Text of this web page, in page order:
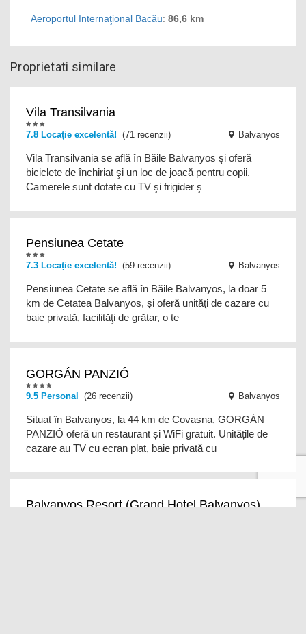
Aeroportul Internaţional Bacău: 86,6 km
Proprietati similare
transfer de la și/sau la aeroport
Vila Transilvania
7.8 Locație excelentă! (71 recenzii) Balvanyos
Vila Transilvania se află în Băile Balvanyos şi oferă
biciclete de închiriat şi un loc de joacă pentru copii.
Camerele sunt dotate cu TV şi frigider ş
Pensiunea Cetate
7.3 Locație excelentă! (59 recenzii) Balvanyos
Pensiunea Cetate se află în Băile Balvanyos, la doar 5
km de Cetatea Balvanyos, şi oferă unităţi de cazare cu
baie privată, facilităţi de grătar, o te
GORGÁN PANZIÓ
9.5 Personal (26 recenzii) Balvanyos
Situat în Balvanyos, la 44 km de Covasna, GORGÁN
PANZIÓ oferă un restaurant și WiFi gratuit. Unitățile de
cazare au TV cu ecran plat, baie privată cu
Balvanyos Resort (Grand Hotel Balvanyos)